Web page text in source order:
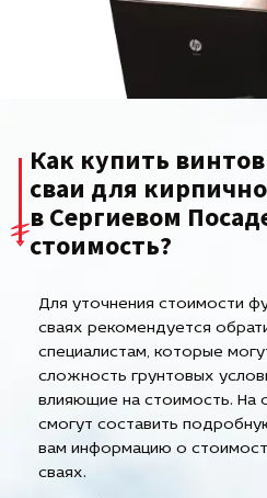
Как купить
сваи для
в Сергиевом
стоимость?
Для уточнения стоимости
сваях рекомендуется
специалистам, которые
сложность грунтовых
влияющие на стоимость. На
смогут составить
вам информацию о
сваях.